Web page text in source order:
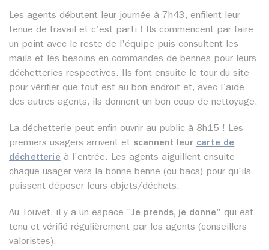
Les agents débutent leur journée à 7h43, enfilent leur
tenue de travail et c’est parti ! Ils commencent par faire
un point avec le reste de l'équipe puis consultent les
mails et les besoins en commandes de bennes pour leurs
déchetteries respectives. Ils font ensuite le tour du site
pour vérifier que tout est au bon endroit et, avec l’aide
des autres agents, ils donnent un bon coup de nettoyage.
La déchetterie peut enfin ouvrir au public à 8h15 ! Les
premiers usagers arrivent et scannent leur carte de
déchetterieà l’entrée. Les agents aiguillent ensuite
chaque usager vers la bonne benne (ou bacs) pour qu'ils
puissent déposer leurs objets/déchets.
Au Touvet, il y a un espace "Je prends, je donne" qui est
tenu et vérifié régulièrement par les agents (conseillers
valoristes).